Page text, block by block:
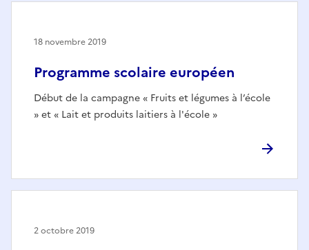
Programme scolaire européen
Début de la campagne « Fruits et légumes à l’école
» et « Lait et produits laitiers à l'école »
18 novembre 2019
2 octobre 2019